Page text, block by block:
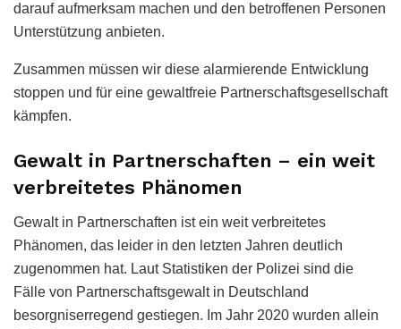
darauf aufmerksam machen und den betroffenen Personen
Unterstützung anbieten.
Zusammen müssen wir diese alarmierende Entwicklung
stoppen und für eine gewaltfreie Partnerschaftsgesellschaft
kämpfen.
Gewalt in Partnerschaften – ein weit
verbreitetes Phänomen
Gewalt in Partnerschaften ist ein weit verbreitetes
Phänomen, das leider in den letzten Jahren deutlich
zugenommen hat. Laut Statistiken der Polizei sind die
Fälle von Partnerschaftsgewalt in Deutschland
besorgniserregend gestiegen. Im Jahr 2020 wurden allein